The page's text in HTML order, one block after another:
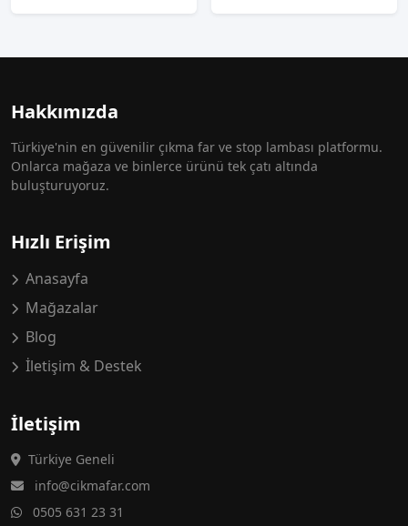
Hakkımızda
Türkiye'nin en güvenilir çıkma far ve stop lambası platformu.
Onlarca mağaza ve binlerce ürünü tek çatı altında
buluşturuyoruz.
Hızlı Erişim
Anasayfa
Mağazalar
Blog
İletişim & Destek
İletişim
Türkiye Geneli
info@cikmafar.com
0505 631 23 31